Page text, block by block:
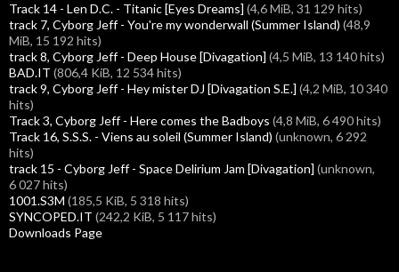
Track 14 - Len D.C. - Titanic [Eyes Dreams] (4,6 MiB, 31 129 hits)
track 7, Cyborg Jeff - You're my wonderwall (Summer Island) (48,9
MiB, 15 192 hits)
track 8, Cyborg Jeff - Deep House [Divagation] (4,5 MiB, 13 140 hits)
BAD.IT (806,4 KiB, 12 534 hits)
track 9, Cyborg Jeff - Hey mister DJ [Divagation S.E.] (4,2 MiB, 10 340
hits)
Track 3, Cyborg Jeff - Here comes the Badboys (4,8 MiB, 6 490 hits)
Track 16, S.S.S. - Viens au soleil (Summer Island) (unknown, 6 292
hits)
track 15 - Cyborg Jeff - Space Delirium Jam [Divagation] (unknown,
6 027 hits)
1001.S3M (185,5 KiB, 5 318 hits)
SYNCOPED.IT (242,2 KiB, 5 117 hits)
Downloads Page